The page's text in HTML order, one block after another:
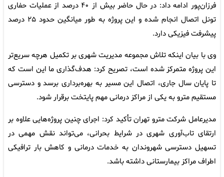
فرزان‌پور ادامه داد: در حال حاضر بیش از ۴۰ درصد از عملیات حفاری
تونل اتصال انجام شده و این پروژه به طور میانگین حدود ۲۵ درصد
پیشرفت فیزیکی دارد.
وی با بیان اینکه تلاش مجموعه مدیریت شهری بر تکمیل هرچه سریع‌تر
این پروژه متمرکز شده است، تصریح کرد: هدف‌گذاری ما این است که
تا پایان سال جاری، اتصال این مسیر به بهره‌برداری برسد و دسترسی
مستقیم مترو به یکی از مراکز درمانی مهم پایتخت برقرار شود.
مدیرعامل شرکت مترو تهران تأکید کرد: اجرای چنین پروژه‌هایی علاوه بر
ارتقای تاب‌آوری شهری در شرایط بحرانی، می‌تواند نقش مهمی در
تسهیل دسترسی شهروندان به خدمات درمانی و کاهش بار ترافیکی
اطراف مراکز بیمارستانی داشته باشد.